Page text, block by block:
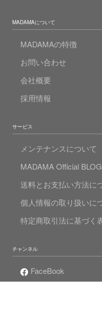
MADAMAについて
MADAMAの特徴
お問い合わせ
会社概要
採用情報
サービス
メンテナンスについて
MADAMA Official BLOG
送料とお支払い方法に
個人情報の取り扱いに
特定商取引法に基づく
チャンネル
FaceBook